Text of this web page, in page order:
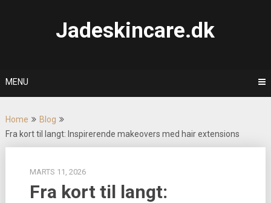
Jadeskincare.dk
MENU
Home
Blog
Fra kort til langt: Inspirerende makeovers med hair extensions
MARTS 11, 2026
Fra kort til langt: